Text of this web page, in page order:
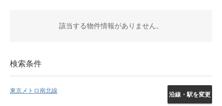
該当する物件情報がありません。
検索条件
東京メトロ南北線
沿線・駅を変更